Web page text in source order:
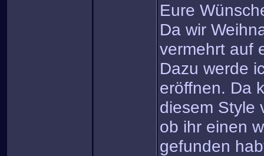
Eure
Da wir
vermehrt auf
Dazu werde
eröffnen. Da
diesem Style
ob ihr einen
gefunden